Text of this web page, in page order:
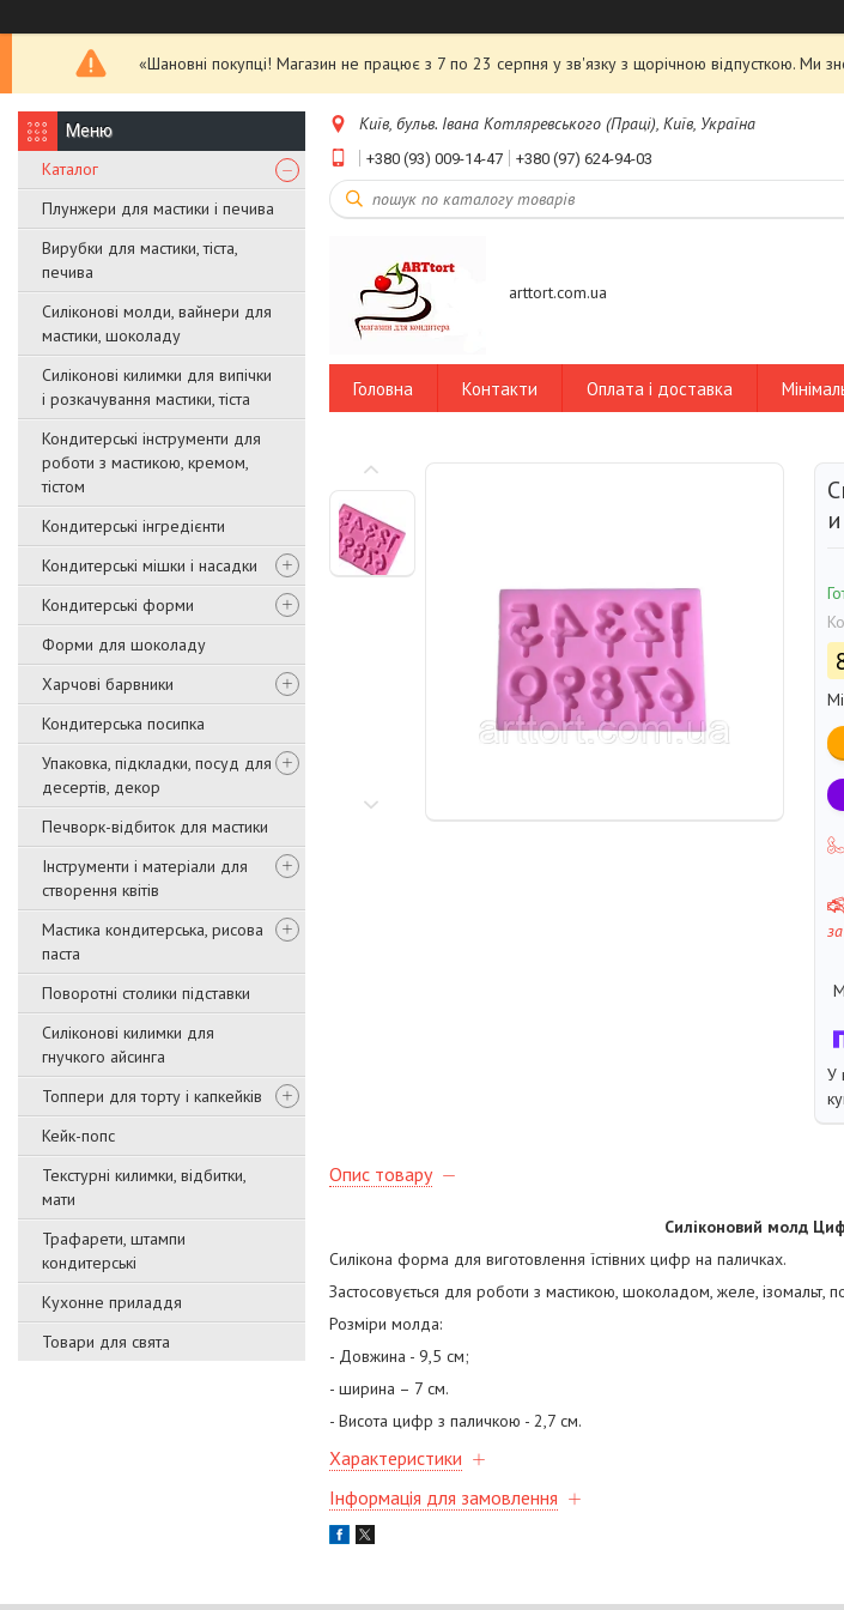
«Шановні покупці! Магазин не працює з 7 по 23 серпня у зв'язку з щорічною відпусткою. Ми
Каталог
Плунжери для мастики і печива
Вирубки для мастики, тіста,
печива
Силіконові молди, вайнери для
мастики, шоколаду
Силіконові килимки для випічки
і розкачування мастики, тіста
Кондитерські інструменти для
роботи з мастикою, кремом,
тістом
Кондитерські інгредієнти
Кондитерські мішки і насадки
Кондитерські форми
Форми для шоколаду
Харчові барвники
Кондитерська посипка
Упаковка, підкладки, посуд для
десертів, декор
Печворк-відбиток для мастики
Інструменти і матеріали для
створення квітів
Мастика кондитерська, рисова
паста
Поворотні столики підставки
Силіконові килимки для
гнучкого айсинга
Топпери для торту і капкейків
Кейк-попс
Текстурні килимки, відбитки,
мати
Трафарети, штампи
кондитерські
Кухонне приладдя
Товари для свята
Київ, бульв. Івана Котляревського (Праці), Київ, Україна
+380 (93) 009-14-47 +380 (97) 624-94-03
arttort.com.ua
Головна Контакти Оплата і доставка
У
Опис товару
Силіконовий молд
Силікона форма для виготовлення їстівних цифр на паличках.
Застосовується для роботи з мастикою, шоколадом, желе, ізомальт,
Розміри молда:
- Довжина - 9,5 см;
- ширина – 7 см.
- Висота цифр з паличкою - 2,7 см.
Характеристики
Інформація для замовлення